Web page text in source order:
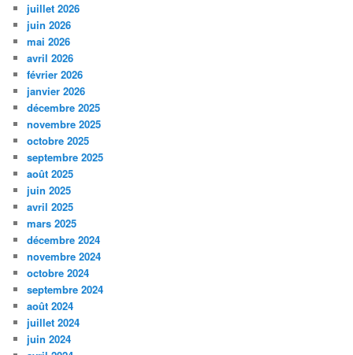
juillet 2026
juin 2026
mai 2026
avril 2026
février 2026
janvier 2026
décembre 2025
novembre 2025
octobre 2025
septembre 2025
août 2025
juin 2025
avril 2025
mars 2025
décembre 2024
novembre 2024
octobre 2024
septembre 2024
août 2024
juillet 2024
juin 2024